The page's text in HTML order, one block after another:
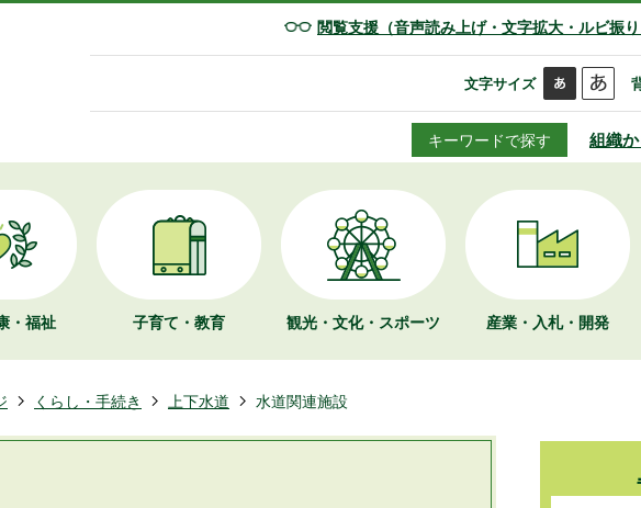
閲覧支援（音声読み上げ・文字拡大・ルビ振り
文字サイズ
キーワードで探す 組織
・福祉 子育て・教育 観光・文化・ スポーツ 産業・入札・開発
くらし・手続き 上下水道 水道関連施設